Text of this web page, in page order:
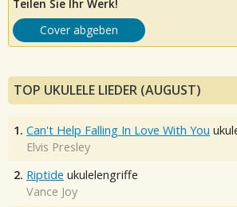
Teilen Sie Ihr Werk!
Cover abgeben
TOP UKULELE LIEDER (AUGUST)
1. Can't Help Falling In Love With You
Elvis Presley
2. Riptide ukulelengriffe
Vance Joy